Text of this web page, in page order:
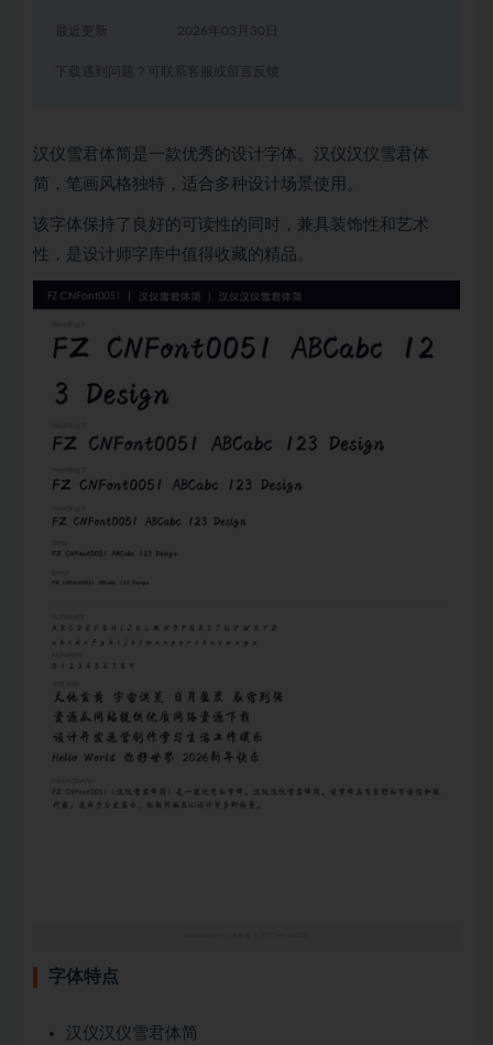
2026年03月30日
下载遇到问题？可联系客服或留言反馈
汉仪雪君体简是一款优秀的设计字体。汉仪汉仪雪君体
简，笔画风格独特，适合多种设计场景使用。
该字体保持了良好的可读性的同时，兼具装饰性和艺术
性，是设计师字库中值得收藏的精品。
字体特点
汉仪汉仪雪君体简